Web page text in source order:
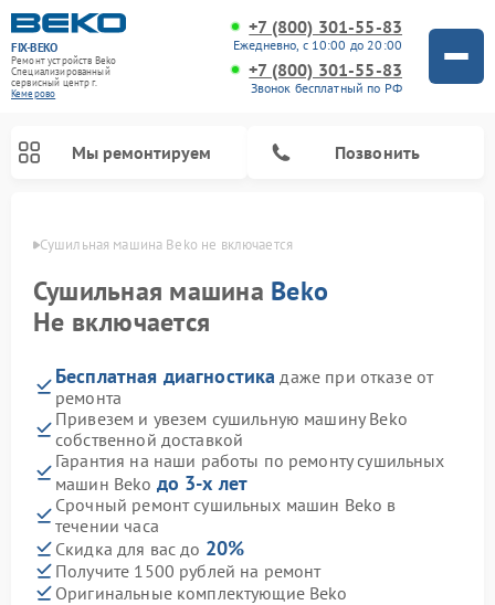
FIX-BEKO
Ремонт устройств Beko
Специализированный
cервисный центр г.
Кемерово
+7 (800) 301-55-83
Ежедневно, с 10:00 до 20:00
+7 (800) 301-55-83
Звонок бесплатный по РФ
Мы ремонтируем Позвонить
Сушильная машина Beko не включается
Сушильная машина Beko
Не включается
Бесплатная диагностика даже при отказе от
ремонта
Привезем и увезем сушильную машину Beko
собственной доставкой
Гарантия на наши работы по ремонту сушильных
машин Beko до 3-х лет
Срочный ремонт сушильных машин Beko в
течении часа
Скидка для вас до 20%
Получите 1500 рублей на ремонт
Оригинальные комплектующие Beko